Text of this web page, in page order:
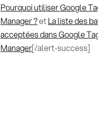
Pourquoi utiliser Google
Manager ?etLa liste des
acceptées dans Google
Manager[/alert-success]